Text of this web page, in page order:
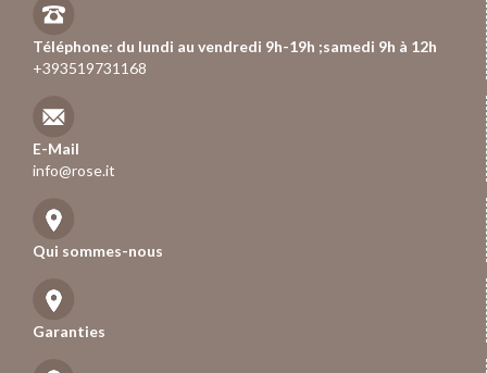
Téléphone: du lundi au vendredi 9h-19h ;samedi 9h à 12h
+393519731168
E-Mail
info@rose.it
Qui sommes-nous
Garanties